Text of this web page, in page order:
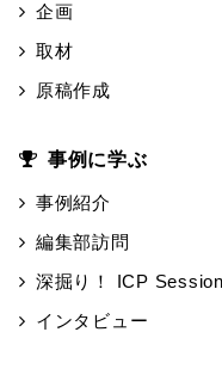
企画
取材
原稿作成
事例に学ぶ
事例紹介
編集部訪問
深掘り！ ICP Session
インタビュー